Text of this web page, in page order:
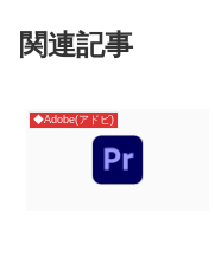
関連記事
◆Adobe(アドビ)